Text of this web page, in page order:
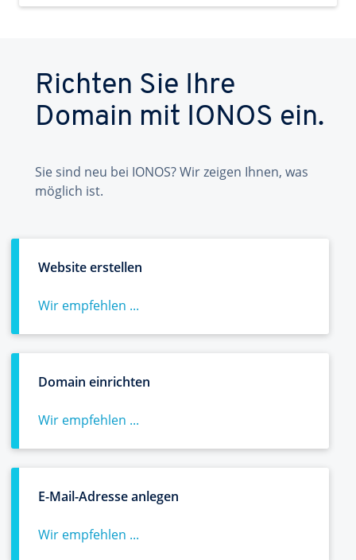
Richten Sie Ihre
Domain mit IONOS ein.
Sie sind neu bei IONOS? Wir zeigen Ihnen, was
möglich ist.
Website erstellen
Wir empfehlen ...
Domain einrichten
Wir empfehlen ...
E-Mail-Adresse anlegen
Wir empfehlen ...